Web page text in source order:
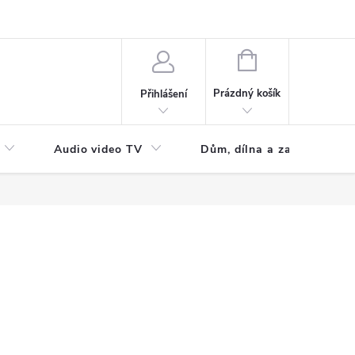
Přihlášení
NÁKUPNÍ
Prázdný košík
Audio video TV Dům, dílna a zahrada